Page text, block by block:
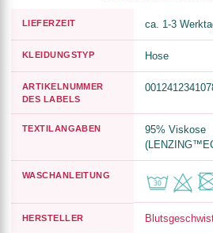
LIEFERZEIT ca. 1-3
KLEIDUNGSTYP Hose
ARTIKELNUMMER
DES LABELS
TEXTILANGABEN
95% Viskose
WASCHANLEITUNG
HERSTELLER